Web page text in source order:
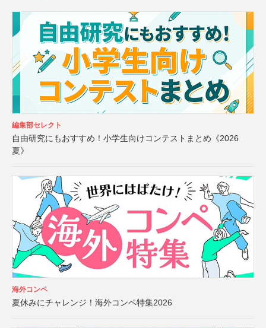
編集部セレクト
自由研究にもおすすめ！小学生向けコンテストまとめ《2026
夏》
海外コンペ
夏休みにチャレンジ！海外コンペ特集2026